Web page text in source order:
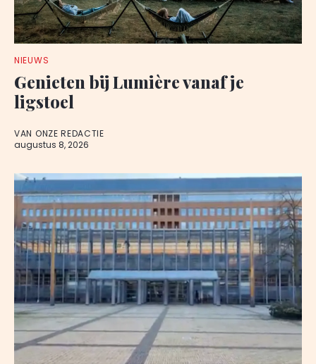
NIEUWS
Genieten bij Lumière vanaf je
ligstoel
VAN ONZE REDACTIE
augustus 8, 2026